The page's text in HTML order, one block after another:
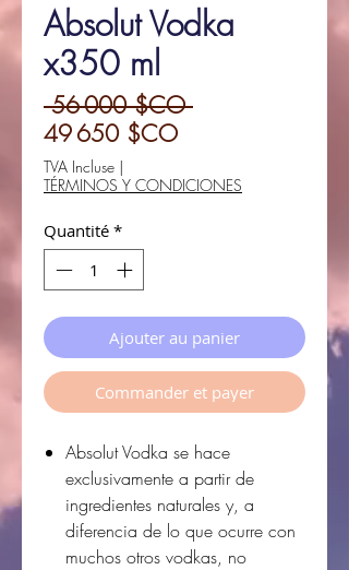
Absolut Vodka
x350 ml
56 000 $CO Prix
49 650 $COPrix
TVA Incluse |
TÉRMINOS Y CONDICIONES
Quantité *
Ajouter au panier
Commander et payer
Absolut Vodka se hace
exclusivamente a partir de
ingredientes naturales y, a
diferencia de lo que ocurre con
muchos otros vodkas, no